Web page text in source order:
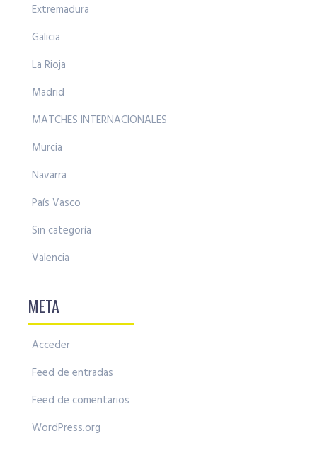
Extremadura
Galicia
La Rioja
Madrid
MATCHES INTERNACIONALES
Murcia
Navarra
País Vasco
Sin categoría
Valencia
META
Acceder
Feed de entradas
Feed de comentarios
WordPress.org